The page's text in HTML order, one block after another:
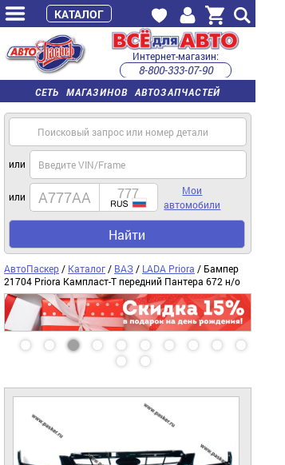
СЕТЬ МАГАЗИНОВ АВТОЗАПЧАСТЕЙ
Интернет-магазин:
8-800-333-07-90
часы работы с 9:00 до 22:00 (пн-пт)
или
или
Мои
автомобили
Найти
АвтоПаскер / Каталог / ВАЗ / LADA Priora / Бампер
21704 Priora Кампласт-Т передний Пантера 672 н/о
КАТАЛОГ